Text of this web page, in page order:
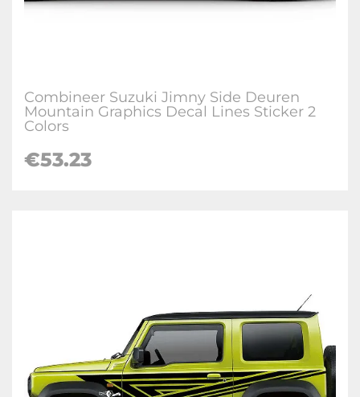
Combineer Suzuki Jimny Side Deuren
Mountain Graphics Decal Lines Sticker 2
Colors
€53.23